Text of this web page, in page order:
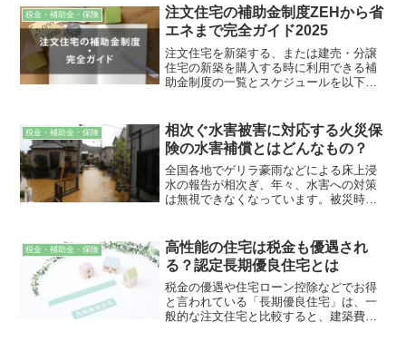
購入後にリフォームをすることで補助金
が増額されることがあります。
税金・補助金・保険
注文住宅の補助金制度ZEHから省
エネまで完全ガイド2025
注文住宅を新築する、または建売・分譲
住宅の新築を購入する時に利用できる補
助金制度の一覧とスケジュールを以下に
税金・補助金・保険
相次ぐ水害被害に対応する火災保
険の水害補償とはどんなもの？
全国各地でゲリラ豪雨などによる床上浸
水の報告が相次ぎ、年々、水害への対策
は無視できなくなっています。被災時に
火災保険の水害補償を検討しましょう。
税金・補助金・保険
高性能の住宅は税金も優遇され
る？認定長期優良住宅とは
税金の優遇や住宅ローン控除などでお得
と言われている「長期優良住宅」は、一
般的な注文住宅と比較すると、建築費用